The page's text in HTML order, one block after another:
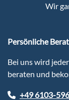
Wir
Persönliche
Bei uns wird
beraten und
+49 6103-